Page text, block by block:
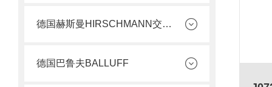
德国赫斯曼HIRSCHMANN交换机
德国巴鲁夫BALLUFF